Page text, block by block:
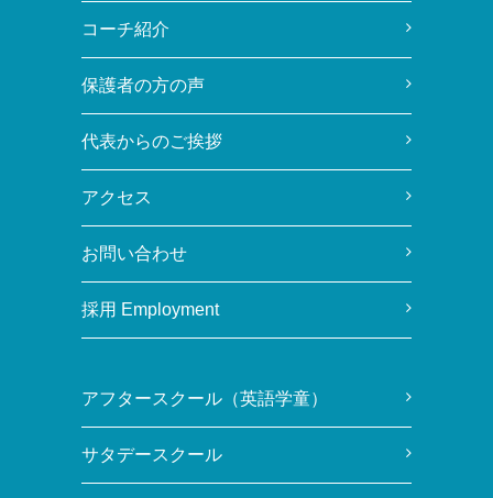
コーチ紹介
保護者の方の声
代表からのご挨拶
アクセス
お問い合わせ
採用 Employment
アフタースクール（英語学童）
サタデースクール